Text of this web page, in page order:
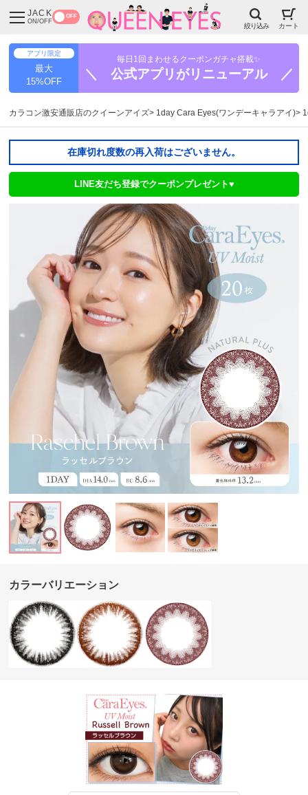
JACK
ON/OFF
OFF
絞り込み カート
アプリ限定
最大
15%OFF
毎日1回まわせるクーポンガチャ搭載✨
＼ 公式アプリがリニューアル ／
カラコン激安通販店のクイーンアイズ 1day Cara Eyes(ワンデーキャラアイ)
在庫切れ度数の再入荷はございません。
LINE友だち登録でクーポンプレゼント♥
カラーバリエーション